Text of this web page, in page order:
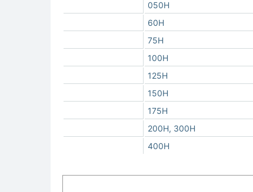
050H
60H
75H
100H
125H
150H
175H
200H, 300H
400H